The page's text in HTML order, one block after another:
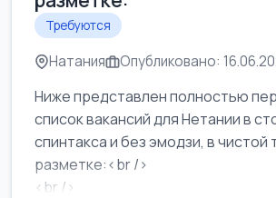
Требуются
Натания Опубликовано:
Ниже представлен полностью
список вакансий для Нетании в
спинтакса и без эмодзи, в чистой
разметке:<br />
<br />